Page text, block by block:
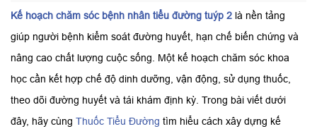
Kế hoạch chăm sóc bệnh nhân tiểu đường tuýp 2 là nền tảng
giúp người bệnh kiểm soát đường huyết, hạn chế biến chứng và
nâng cao chất lượng cuộc sống. Một kế hoạch chăm sóc khoa
học cần kết hợp chế độ dinh dưỡng, vận động, sử dụng thuốc,
theo dõi đường huyết và tái khám định kỳ. Trong bài viết dưới
đây, hãy cùng Thuốc Tiểu Đường tìm hiểu cách xây dựng kế